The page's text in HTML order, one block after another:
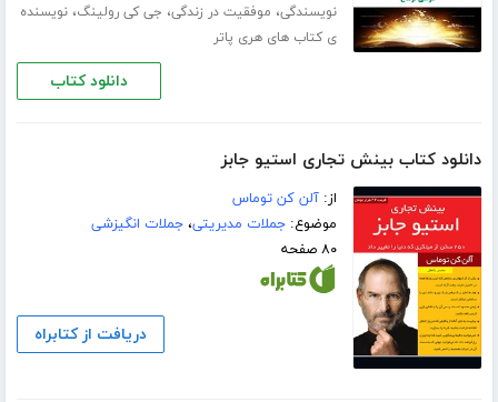
نویسندگی، موفقیت در زندگی، جی کی رولینگ،نویسنده
ی کتاب های هری پاتر
دانلود کتاب
دانلود کتاب بینش تجاری استیو جابز
از:آلن کن توماس
موضوع:جملات مدیریتی،جملات انگیزشی
۸۰ صفحه
دریافت از کتابراه